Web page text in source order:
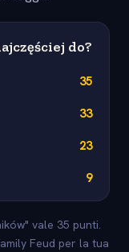
do?
35
33
23
9
vale 35 punti.
Feud per la tua